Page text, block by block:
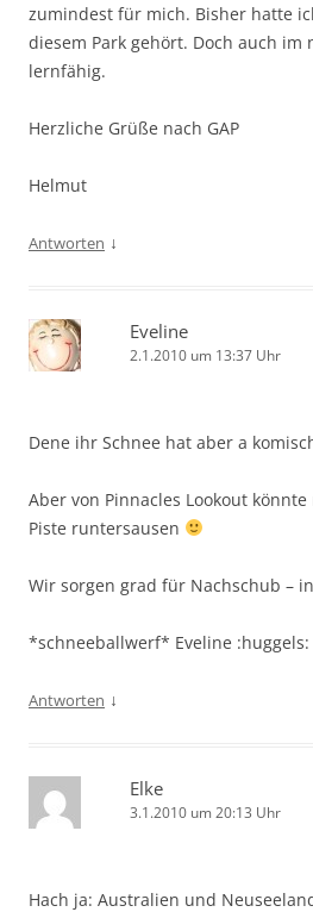
zumindest für mich. Bisher hatte
diesem Park gehört. Doch auch im
lernfähig.
Herzliche Grüße nach GAP
Helmut
Antworten ↓
Eveline
2.1.2010 um 13:37 Uhr
Dene ihr Schnee hat aber a
Aber von Pinnacles Lookout
Piste runtersausen
Wir sorgen grad für Nachschub –
*schneeballwerf* Eveline :huggels:
Antworten ↓
Elke
3.1.2010 um 20:13 Uhr
Hach ja: Australien und